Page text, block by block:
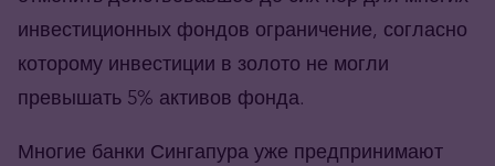
инвестиционных фондов ограничение, согласно
которому инвестиции в золото не могли
превышать 5% активов фонда.
Многие банки Сингапура уже предпринимают